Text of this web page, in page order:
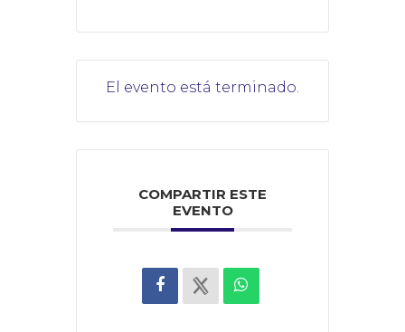
El evento está terminado.
COMPARTIR ESTE
EVENTO